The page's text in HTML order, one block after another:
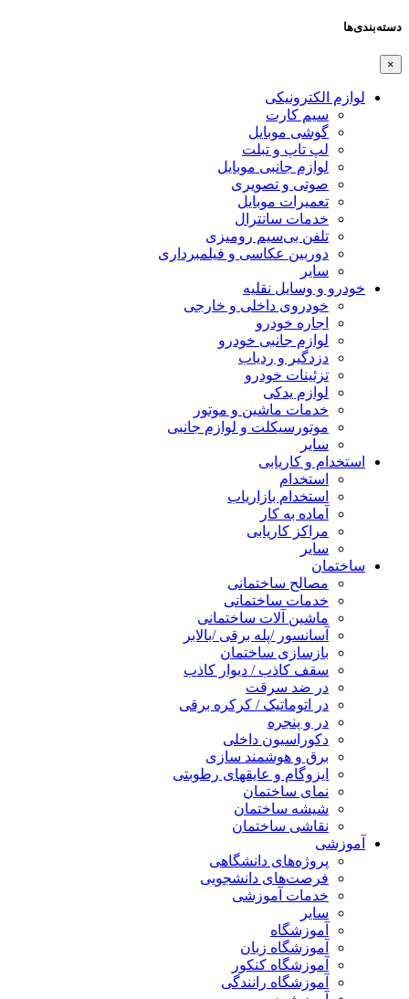
دسته‌بندی‌ها
×
لوازم الکترونیکی
سیم کارت
گوشی موبایل
لپ تاپ و تبلت
لوازم جانبی موبایل
صوتی و تصویری
تعمیرات موبایل
خدمات سانترال
تلفن بی‌سیم رومیزی
دوربین عکاسی و فیلمبرداری
سایر
خودرو و وسایل نقلیه
خودروی داخلی و خارجی
اجاره خودرو
لوازم جانبی خودرو
دزدگیر و ردیاب
تزئینات خودرو
لوازم یدکی
خدمات ماشین و موتور
موتورسیکلت و لوازم جانبی
سایر
استخدام و کاریابی
استخدام
استخدام بازاریاب
آماده به کار
مراکز کاریابی
سایر
ساختمان
مصالح ساختمانی
خدمات ساختمانی
ماشین آلات ساختمانی
آسانسور /پله برقی /بالابر
بازسازی ساختمان
سقف کاذب / دیوار کاذب
در ضد سرقت
در اتوماتیک / کرکره برقی
در و پنجره
دکوراسیون داخلی
برق و هوشمند سازی
ایزوگام و عایقهای رطوبتی
نمای ساختمان
شیشه ساختمان
نقاشی ساختمان
آموزشی
پروژه‌های دانشگاهی
فرصت‌های دانشجویی
خدمات آموزشی
سایر
آموزشگاه
آموزشگاه زبان
آموزشگاه کنکور
آموزشگاه رانندگی